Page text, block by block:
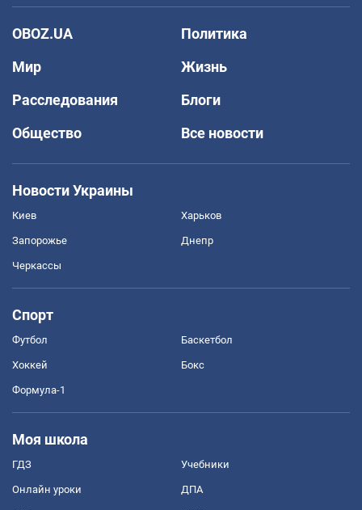
OBOZ.UA
Политика
Мир
Жизнь
Расследования
Блоги
Общество
Все новости
Новости Украины
Киев Харьков
Запорожье Днепр
Черкассы
Спорт
Футбол Баскетбол
Хоккей Бокс
Формула-1
Моя школа
ГДЗ Учебники
Онлайн уроки ДПА